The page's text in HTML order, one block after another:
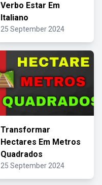
Verbo Estar Em
Italiano
25 September 2024
Transformar
Hectares Em Metros
Quadrados
25 September 2024